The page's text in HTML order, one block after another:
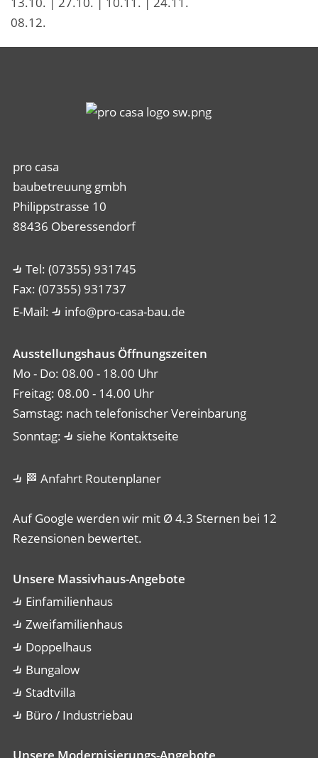
08.12.
pro casa
baubetreuung gmbh
Philippstrasse 10
88436 Oberessendorf
Tel: (07355) 931745
Fax: (07355) 931737
E-Mail:
info@pro-casa-bau.de
Ausstellungshaus Öffnungszeiten
Mo - Do: 08.00 - 18.00 Uhr
Freitag: 08.00 - 14.00 Uhr
Samstag: nach telefonischer Vereinbarung
Sonntag:
siehe Kontaktseite
🏁 Anfahrt Routenplaner
Auf Google werden wir mit Ø 4.3 Sternen bei 12
Rezensionen bewertet.
Unsere Massivhaus-Angebote
Einfamilienhaus
Zweifamilienhaus
Doppelhaus
Bungalow
Stadtvilla
Büro / Industriebau
Unsere Modernisierungs-Angebote